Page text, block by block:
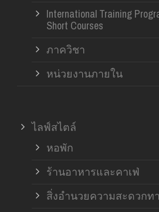
International Training
Short Courses
ภาควิชา
หน่วยงานภายใน
ไลฟ์สไตล์
หอพัก
ร้านอาหารและคาเฟ่
สิ่งอำนวยความสะดวกท